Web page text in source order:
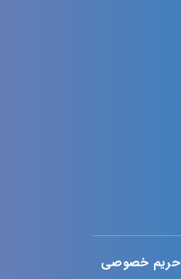
حریم خصوصی